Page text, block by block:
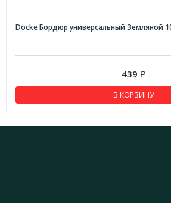
Döcke Бордюр универсальный Земляной
439 Р
В КОРЗИНУ